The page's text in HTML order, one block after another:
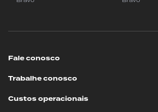
Fale conosco
Trabalhe conosco
Custos operacionais